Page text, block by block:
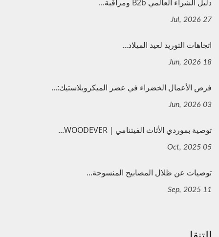
دليل الشراء العالمي B2b ومراقبة...
27 Jul, 2026
اتجاهات التوريد لعيد الميلاد...
18 Jun, 2026
فرص الأعمال الخضراء في عصر الميكروبلاستيك:...
03 Jun, 2026
توصية بموردي الأثاث الفيتنامي｜WOODEVER...
05 Oct, 2025
توصيات عن ظلال المصابيح المنسوجة...
11 Sep, 2025